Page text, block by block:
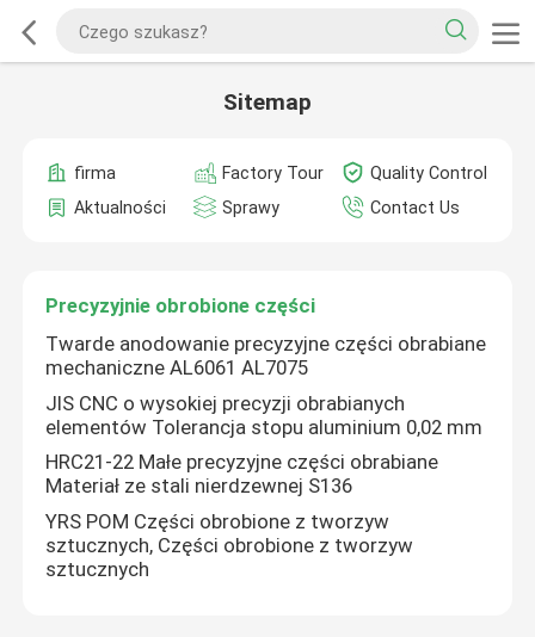
Sitemap
firma Factory Tour
Quality Control
Aktualności
Sprawy Contact Us
Precyzyjnie obrobione części
Twarde anodowanie precyzyjne części obrabiane
mechaniczne AL6061 AL7075
JIS CNC o wysokiej precyzji obrabianych
elementów Tolerancja stopu aluminium 0,02 mm
HRC21-22 Małe precyzyjne części obrabiane
Materiał ze stali nierdzewnej S136
YRS POM Części obrobione z tworzyw
sztucznych, Części obrobione z tworzyw
sztucznych